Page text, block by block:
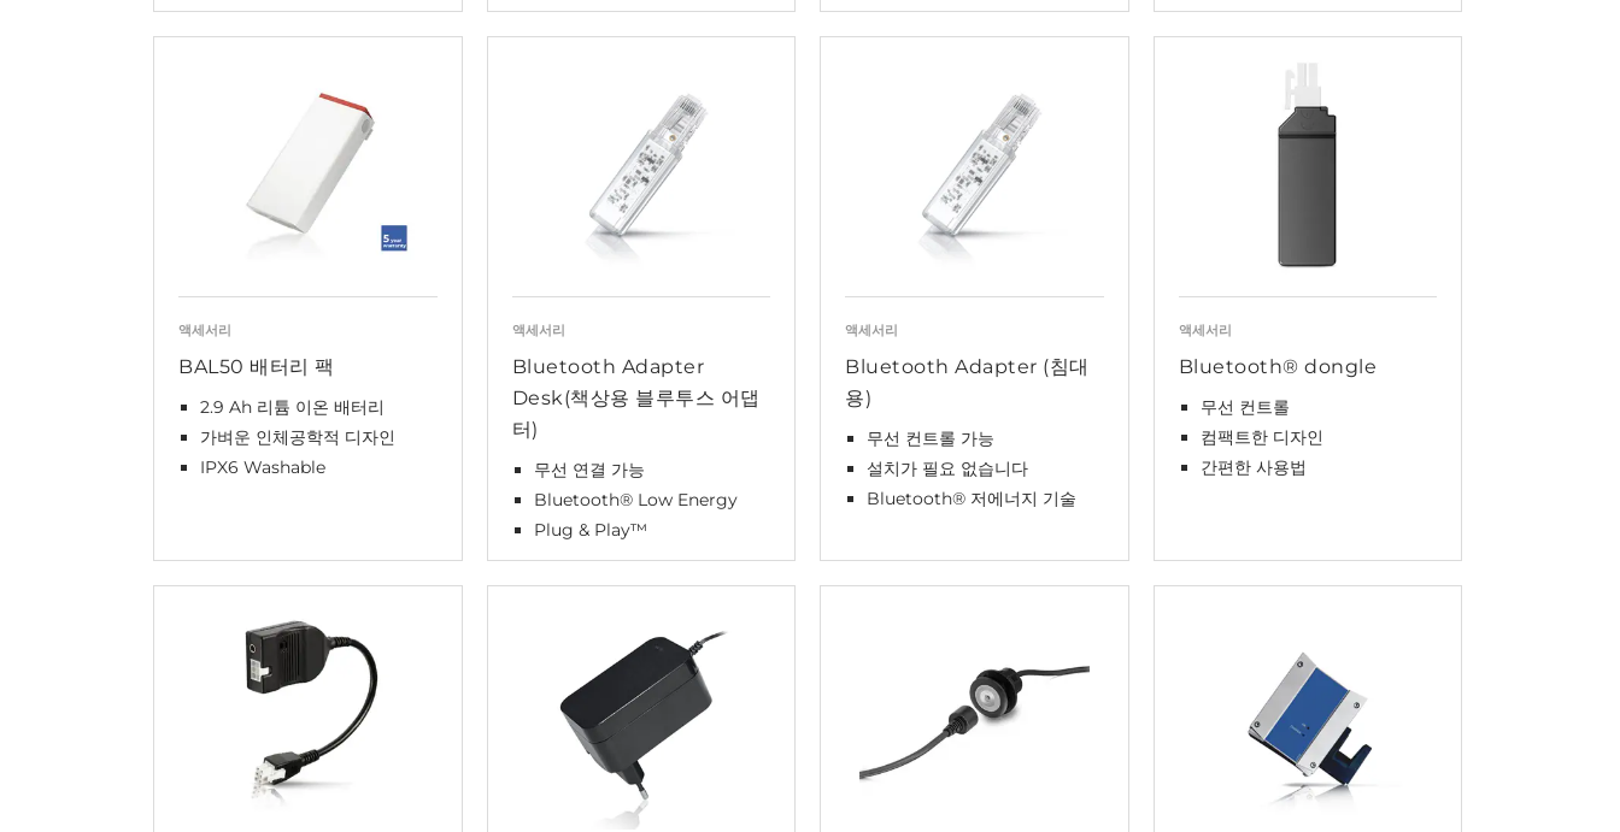
액세서리
BAL50 배터리 팩
2.9 Ah 리튬 이온 배터리
가벼운 인체공학적 디자인
IPX6 Washable
액세서리
Bluetooth Adapter
Desk(책상용 블루투스 어댑
터)
무선 연결 가능
Bluetooth® Low Energy
Plug & Play™
액세서리
Bluetooth Adapter (침대
용)
무선 컨트롤 가능
설치가 필요 없습니다
Bluetooth® 저에너지 기술
액세서리
Bluetooth® dongle
무선 컨트롤
컴팩트한 디자인
간편한 사용법